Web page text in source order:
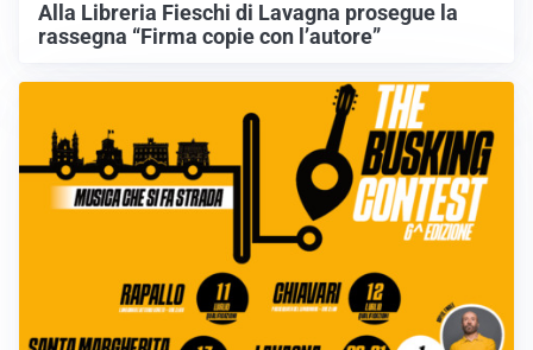
Alla Libreria Fieschi di Lavagna prosegue la
rassegna “Firma copie con l’autore”